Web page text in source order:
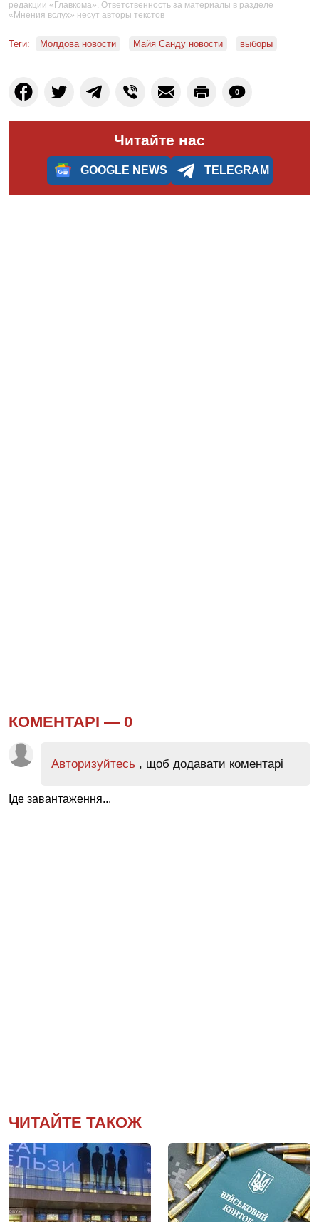
редакции «Главкома». Ответственность за материалы в разделе
«Мнения вслух» несут авторы текстов
Теги: Молдова новости Майя Санду новости выборы
0
Читайте нас
GOOGLE NEWS TELEGRAM
КОМЕНТАРІ — 0
Авторизуйтесь , щоб додавати коментарі
Іде завантаження...
ЧИТАЙТЕ ТАКОЖ